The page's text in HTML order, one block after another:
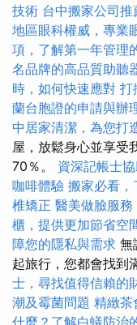
技術 台中搬家公司
地區眼科權威，專業
項，了解第一年管理
名品牌的高品質助聽
時，如何快速應對 打
蘭台胞證的申請與辦
中居家清潔，為您打
屋，放鬆身心並享受
70％。 資深記帳士
咖啡體驗 搬家必看，
椎矯正 醫美做臉服
櫃，提供更加節省空
障您的隱私與需求 無
起旅行，您都會找到
士，尋找值得信賴的
潮及霉菌問題 精緻茶
什麼？了解白蟻防治